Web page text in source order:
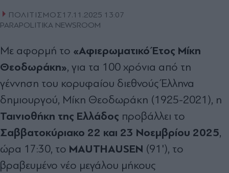
ΠΟΛΙΤΙΣΜΟΣ17.11.2025 13:07
PARAPOLITIKA NEWSROOM
Με αφορμή το «Αφιερωματικό Έτος Μίκη
Θεοδωράκη», για τα 100 χρόνια από τη
γέννηση του κορυφαίου διεθνούς Έλληνα
δημιουργού, Μίκη Θεοδωράκη (1925-2021), η
Ταινιοθήκη της Ελλάδος προβάλλει το
Σαββατοκύριακο 22 και 23 Νοεμβρίου 2025,
ώρα 17:30, το MAUTHAUSEN (91'), το
βραβευμένο νέο μεγάλου μήκους